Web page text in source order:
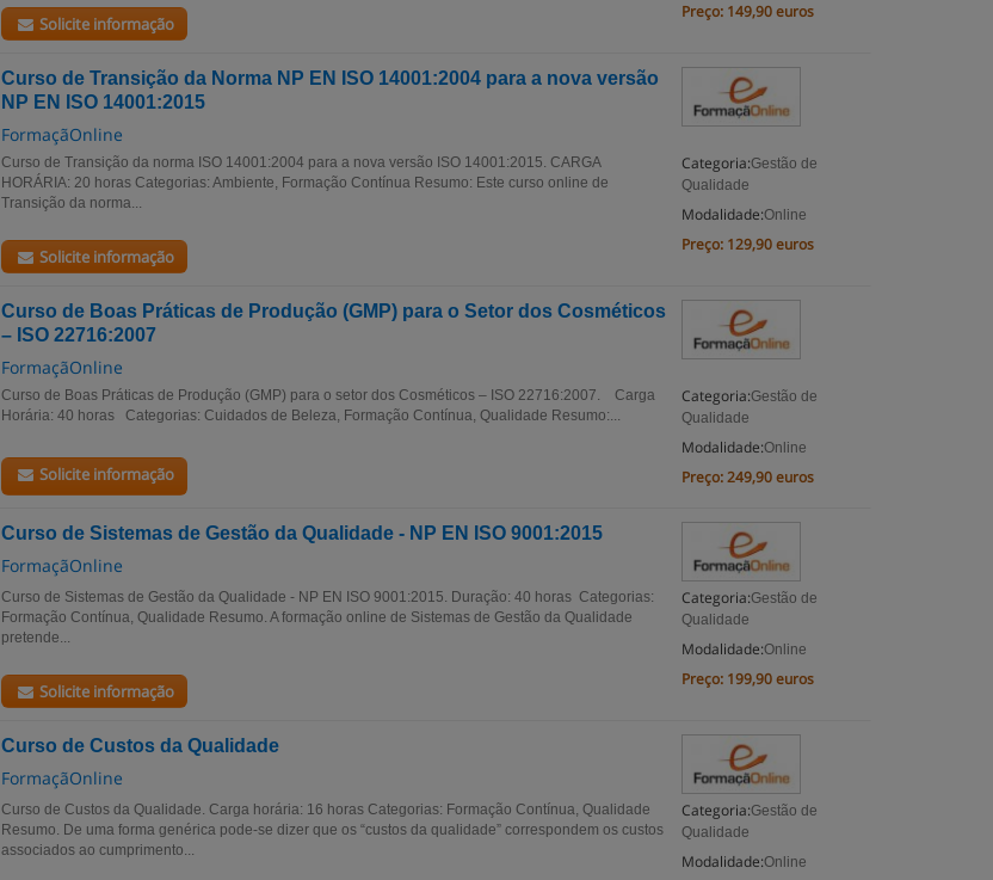
Preço: 149,90 euros
Solicite informação
Curso de Transição da Norma NP EN ISO 14001:2004 para a nova versão
NP EN ISO 14001:2015
FormaçãOnline
Categoria:Gestão de
Qualidade
Modalidade:Online
Preço: 129,90 euros
Curso de Transição da norma ISO 14001:2004 para a nova versão ISO 14001:2015. CARGA
HORÁRIA: 20 horas Categorias: Ambiente, Formação Contínua Resumo: Este curso online de
Transição da norma...
Solicite informação
Curso de Boas Práticas de Produção (GMP) para o Setor dos Cosméticos
– ISO 22716:2007
FormaçãOnline
Categoria:Gestão de
Qualidade
Modalidade:Online
Preço:249,90 euros
Curso de Boas Práticas de Produção (GMP) para o setor dos Cosméticos – ISO 22716:2007. Carga
Horária: 40 horas Categorias: Cuidados de Beleza, Formação Contínua, Qualidade Resumo:...
Solicite informação
Curso de Sistemas de Gestão da Qualidade - NP EN ISO 9001:2015
FormaçãOnline
Categoria:Gestão de
Qualidade
Modalidade:Online
Preço: 199,90 euros
Curso de Sistemas de Gestão da Qualidade - NP EN ISO 9001:2015. Duração: 40 horas Categorias:
Formação Contínua, Qualidade Resumo. A formação online de Sistemas de Gestão da Qualidade
pretende...
Solicite informação
Curso de Custos da Qualidade
FormaçãOnline
Categoria:Gestão de
Qualidade
Modalidade:Online
Curso de Custos da Qualidade. Carga horária: 16 horas Categorias: Formação Contínua, Qualidade
Resumo. De uma forma genérica pode-se dizer que os “custos da qualidade” correspondem os custos
associados ao cumprimento...